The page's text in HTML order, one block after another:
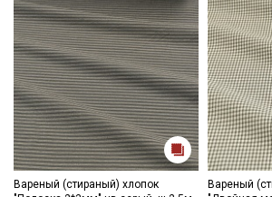
Вареный (стираный) хлопок
Вареный